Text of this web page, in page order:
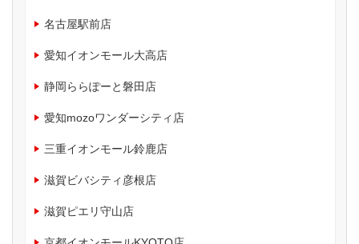
名古屋駅前店
愛知イオンモール大高店
静岡ららぽーと磐田店
愛知mozoワンダーシティ店
三重イオンモール鈴鹿店
滋賀ビバシティ彦根店
滋賀ピエリ守山店